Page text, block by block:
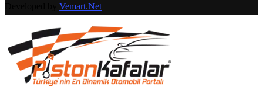
Vemart.Net